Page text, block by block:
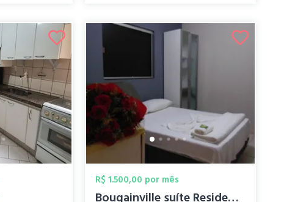
R$ 1.500,00 por mês
Bougainville suíte Residence